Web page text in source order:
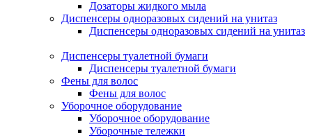
Дозаторы жидкого мыла
Диспенсеры одноразовых сидений на унитаз
Диспенсеры одноразовых сидений на унитаз
Диспенсеры туалетной бумаги
Диспенсеры туалетной бумаги
Фены для волос
Фены для волос
Уборочное оборудование
Уборочное оборудование
Уборочные тележки